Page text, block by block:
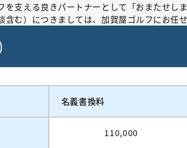
支える良きパートナーとして「おまたせし
含む）につきましては、加賀屋ゴルフにお任
名義書換料
110,000